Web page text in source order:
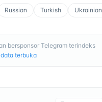
Russian Turkish Ukrainian
bersponsor Telegram terindeks
terbuka